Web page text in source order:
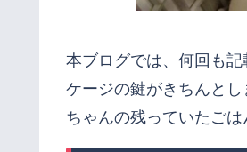
本ブログでは、何回も
ケージの鍵がきちんと
ちゃんの残っていたご